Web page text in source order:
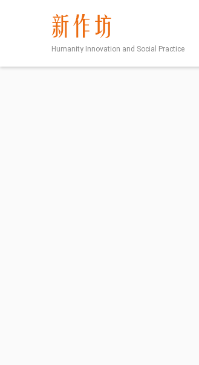
Humanity Innovation and Social Practice